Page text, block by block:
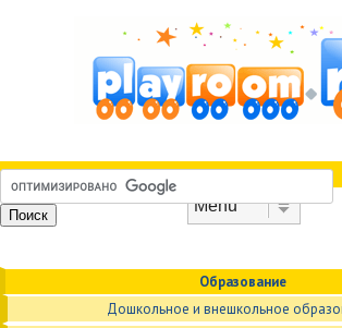
Образование
Дошкольное и внешкольное